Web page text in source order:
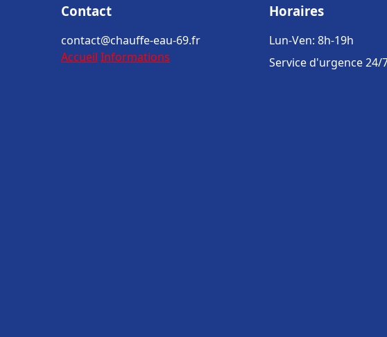
Contact
contact@chauffe-eau-69.fr
Accueil Informations
Horaires
Lun-Ven: 8h-19h
Service d'urgence 24/